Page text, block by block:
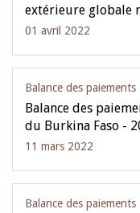
extérieure globale
01 avril 2022
Balance des paiements
Balance des
du Burkina Faso -
11 mars 2022
Balance des paiements